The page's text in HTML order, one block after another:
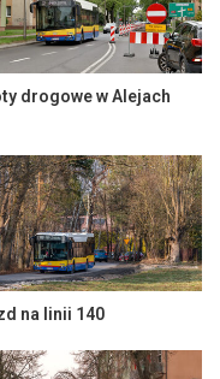
drogowe w Alejach
na linii 140